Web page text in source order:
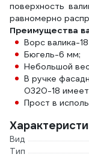
поверхность
равномерно
Преимущества
Ворс валика-
Бюгель-6 мм;
Небольшой
В ручке
0320-18
Прост в
Вид
Тип